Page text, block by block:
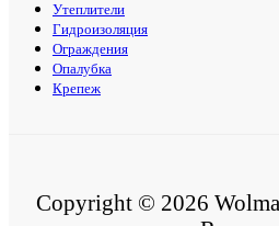
Утеплители
Гидроизоляция
Ограждения
Опалубка
Крепеж
Copyright © 2026